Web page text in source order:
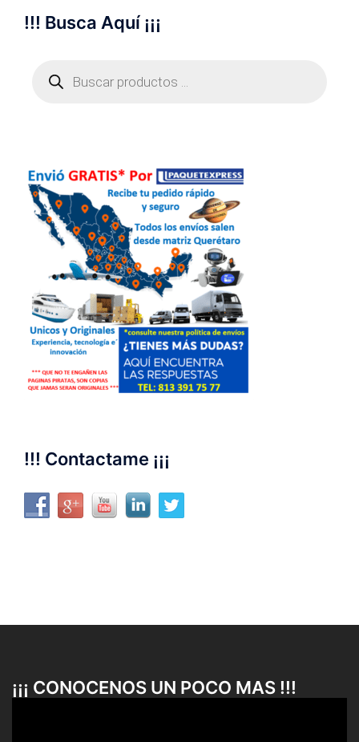
!!! Busca Aquí ¡¡¡
productos
!!! Contactame ¡¡¡
¡¡¡ CONOCENOS UN POCO MAS !!!